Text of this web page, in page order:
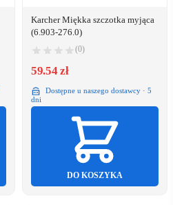
Karcher Miękka szczotka myjąca
(6.903-276.0)
(0)
59.54 zł
Dostępne u naszego dostawcy · 5
dni
DO KOSZYKA